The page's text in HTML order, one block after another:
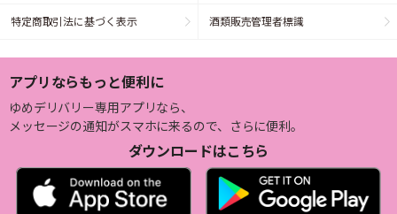
特定商取引法に基づく表示 酒類販売管理者標識
アプリならもっと便利に
ゆめデリバリー専用アプリなら、
メッセージの通知がスマホに来るので、さらに便利。
ダウンロードはこちら